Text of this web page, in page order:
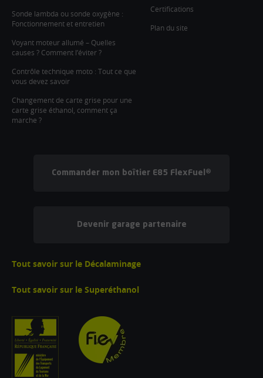
Sonde lambda ou sonde oxygène :
Fonctionnement et entretien
Voyant moteur allumé – Quelles
causes ? Comment l’éviter ?
Contrôle technique moto : Tout ce que
vous devez savoir
Changement de carte grise pour une
carte grise éthanol, comment ça
marche ?
Certifications
Plan du site
Commander mon boîtier E85 FlexFuel®
Devenir garage partenaire
Tout savoir sur le Décalaminage
Tout savoir sur le Superéthanol